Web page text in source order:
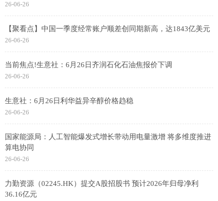
26-06-26
【聚看点】中国一季度经常账户顺差创同期新高，达1843亿美元
26-06-26
当前焦点!生意社：6月26日齐润石化石油焦报价下调
26-06-26
生意社：6月26日利华益异辛醇价格趋稳
26-06-26
国家能源局：人工智能爆发式增长带动用电量激增 将多维度推进
算电协同
26-06-26
力勤资源（02245.HK）提交A股招股书 预计2026年归母净利
36.16亿元